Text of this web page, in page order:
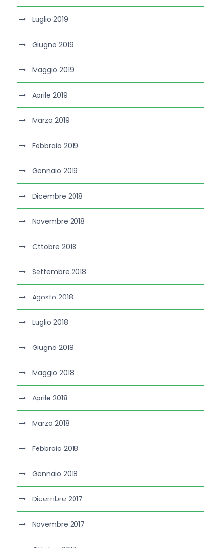
Luglio 2019
Giugno 2019
Maggio 2019
Aprile 2019
Marzo 2019
Febbraio 2019
Gennaio 2019
Dicembre 2018
Novembre 2018
Ottobre 2018
Settembre 2018
Agosto 2018
Luglio 2018
Giugno 2018
Maggio 2018
Aprile 2018
Marzo 2018
Febbraio 2018
Gennaio 2018
Dicembre 2017
Novembre 2017